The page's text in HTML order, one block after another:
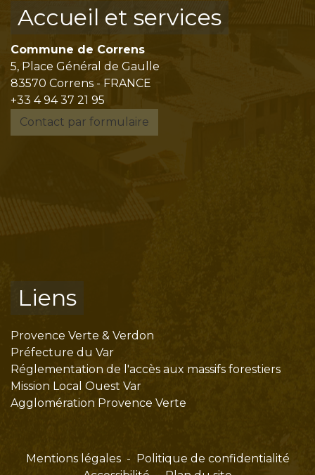
Accueil et services
Commune de Correns
5, Place Général de Gaulle
83570 Correns - FRANCE
+33 4 94 37 21 95
Contact par formulaire
Liens
Provence Verte & Verdon
Préfecture du Var
Réglementation de l'accès aux massifs forestiers
Mission Local Ouest Var
Agglomération Provence Verte
Mentions légales - Politique de confidentialité